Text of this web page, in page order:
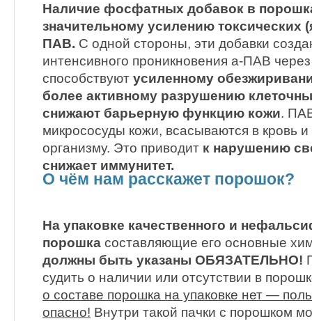
Наличие фосфатных добавок в
значительному усилению токсических
ПАВ. С одной стороны, эти добавки
интенсивного проникновения а-ПАВ
способствуют усиленному
более активному разрушению
снижают барьерную функцию кожи.
микрососуды кожи, всасываются в кровь
организму. Это приводит к нарушению
снижает иммунитет.
О чём нам расскажет порошок?
На упаковке качественного и
порошка составляющие его основные
должны быть указаны ОБЯЗАТЕЛЬНО!
судить о наличии или отсутствии в
о составе порошка на упаковке нет —
опасно! Внутри такой пачки с порошком